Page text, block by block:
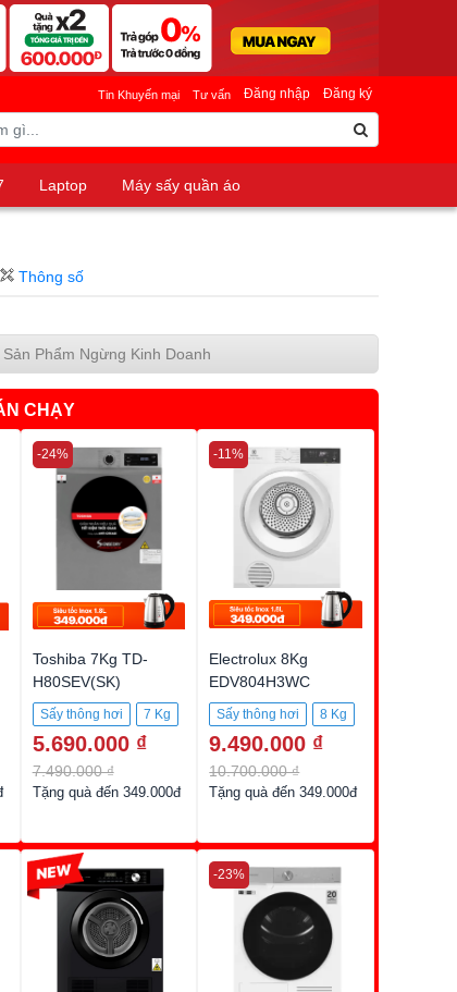
Đăng nhập Đăng ký
Tin Khuyến mại Tư vấn
Laptop
Máy sấy quần áo
Thông số
Sản Phẩm Ngừng Kinh Doanh
CHẠY
Toshiba 7Kg TD-
H80SEV(SK)
Sấy thông hơi 7 Kg
5.690.000 ₫
7.490.000 ₫
-24%
Tặng quà đến 349.000đ
Electrolux 8Kg
EDV804H3WC
Sấy thông hơi 8 Kg
9.490.000 ₫
10.700.000 ₫
-11%
Tặng quà đến 349.000đ
-1% -23%